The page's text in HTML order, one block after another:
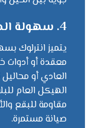
4. سهولة الصيانة والعناية
يتميز انترلوك
معقدة أو أدوات
العادي أو
الهيكل العام
مقاومة للبقع
صيانة مستمرة.